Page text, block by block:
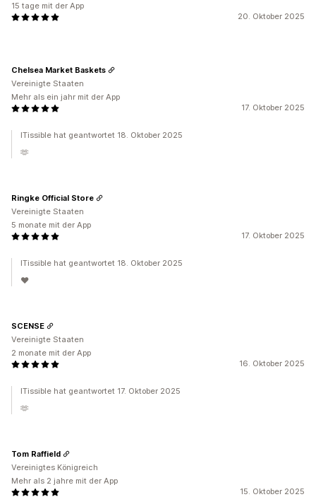
20. Oktober 2025
15 tage mit der App
17. Oktober 2025
Chelsea Market Baskets
Vereinigte Staaten
Mehr als ein jahr mit der App
ITissible hat geantwortet 18. Oktober 2025
🫶
17. Oktober 2025
Ringke Official Store
Vereinigte Staaten
5 monate mit der App
ITissible hat geantwortet 18. Oktober 2025
♥️
16. Oktober 2025
SCENSE
Vereinigte Staaten
2 monate mit der App
ITissible hat geantwortet 17. Oktober 2025
🫶
15. Oktober 2025
Tom Raffield
Vereinigtes Königreich
Mehr als 2 jahre mit der App